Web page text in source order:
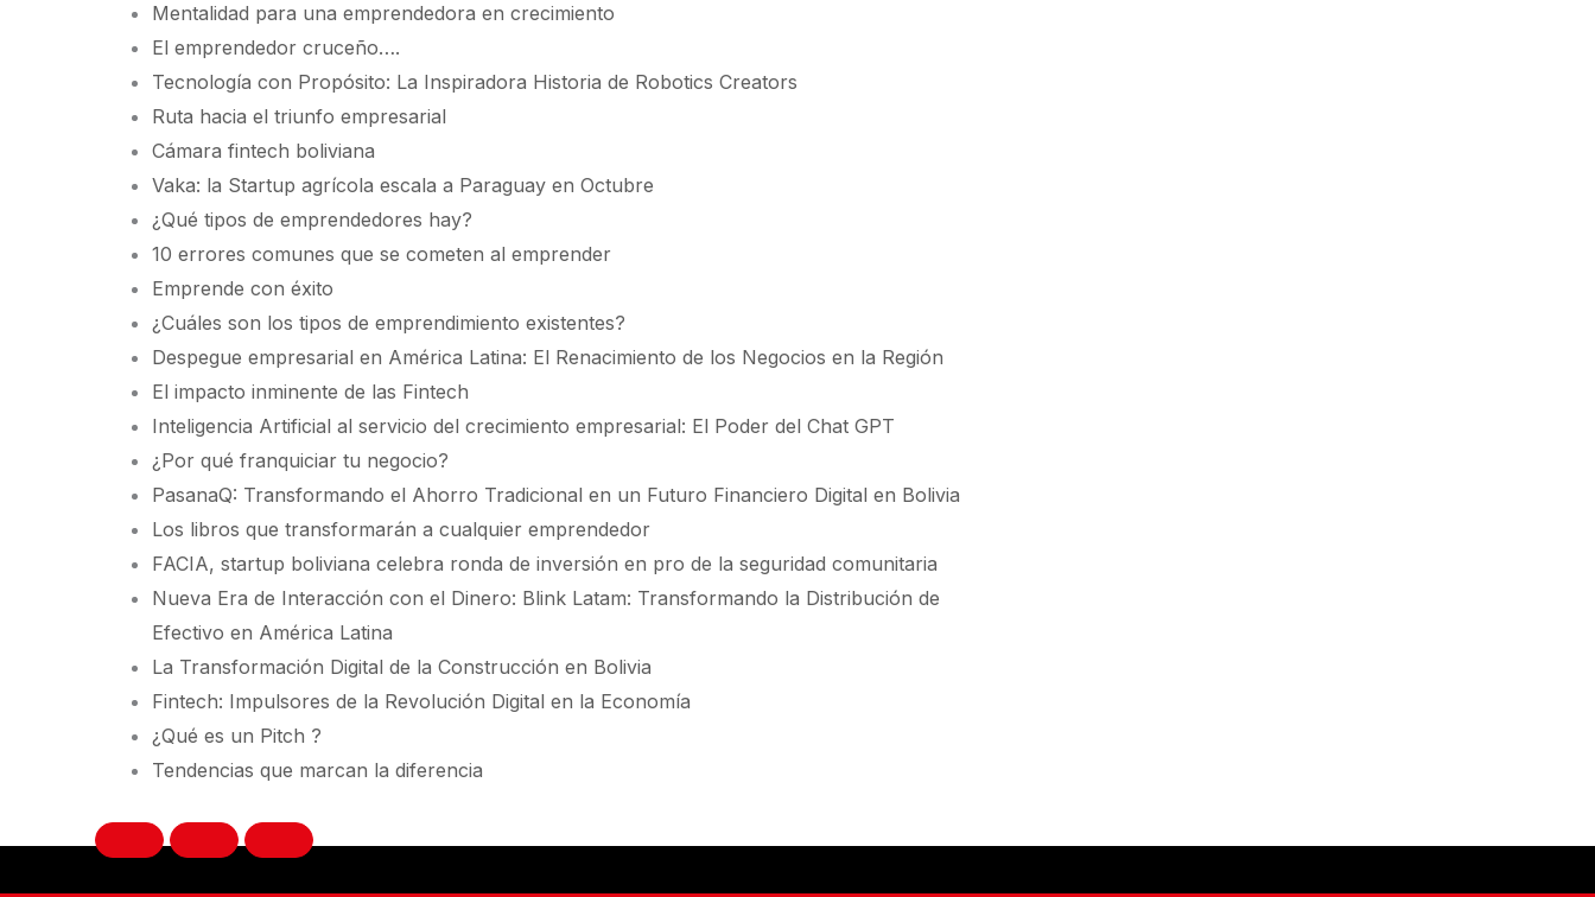
Mentalidad para una emprendedora en crecimiento
El emprendedor cruceño….
Tecnología con Propósito: La Inspiradora Historia de Robotics Creators
Ruta hacia el triunfo empresarial
Cámara fintech boliviana
Vaka: la Startup agrícola escala a Paraguay en Octubre
¿Qué tipos de emprendedores hay?
10 errores comunes que se cometen al emprender
Emprende con éxito
¿Cuáles son los tipos de emprendimiento existentes?
Despegue empresarial en América Latina: El Renacimiento de los Negocios en la Región
El impacto inminente de las Fintech
Inteligencia Artificial al servicio del crecimiento empresarial: El Poder del Chat GPT
¿Por qué franquiciar tu negocio?
PasanaQ: Transformando el Ahorro Tradicional en un Futuro Financiero Digital en Bolivia
Los libros que transformarán a cualquier emprendedor
FACIA, startup boliviana celebra ronda de inversión en pro de la seguridad comunitaria
Nueva Era de Interacción con el Dinero: Blink Latam: Transformando la Distribución de
Efectivo en América Latina
La Transformación Digital de la Construcción en Bolivia
Fintech: Impulsores de la Revolución Digital en la Economía
¿Qué es un Pitch ?
Tendencias que marcan la diferencia